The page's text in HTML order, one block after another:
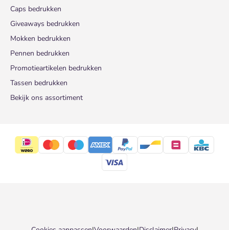
Caps bedrukken
Giveaways bedrukken
Mokken bedrukken
Pennen bedrukken
Promotieartikelen bedrukken
Tassen bedrukken
Bekijk ons assortiment